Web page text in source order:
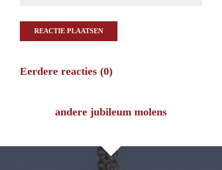
REACTIE PLAATSEN
Eerdere reacties (0)
andere jubileum molens